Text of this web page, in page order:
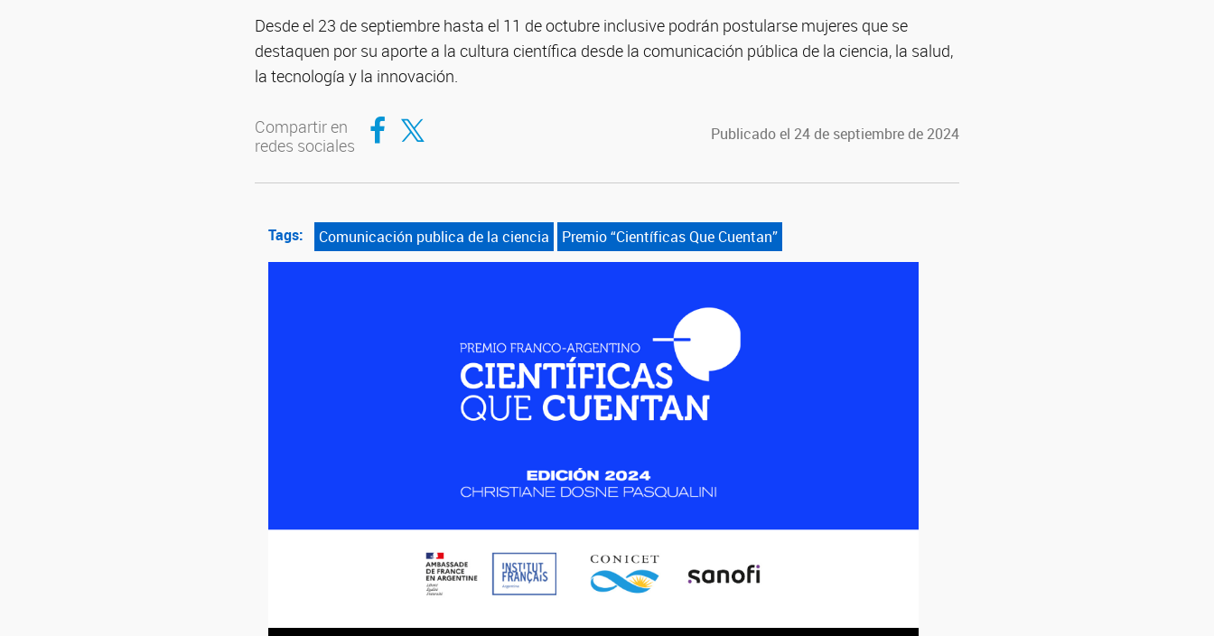
Desde el 23 de septiembre hasta el 11 de octubre inclusive podrán postularse mujeres que se
destaquen por su aporte a la cultura científica desde la comunicación pública de la ciencia, la salud,
la tecnología y la innovación.
Compartir en
redes sociales
Compartir en Facebook
Compartir en Twitter Publicado el 24 de septiembre de 2024
Tags: Comunicación publica de la ciencia Premio “Científicas Que Cuentan”